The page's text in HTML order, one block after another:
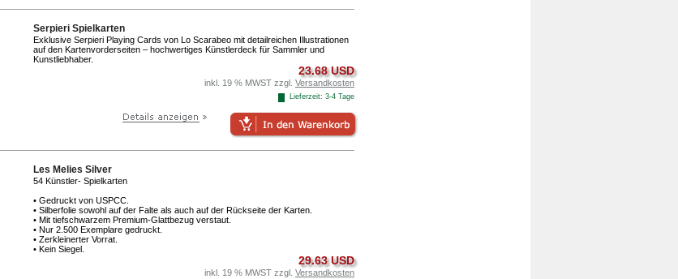
Serpieri Spielkarten
Exklusive Serpieri Playing Cards von Lo Scarabeo mit detailreichen Illustrationen
auf den Kartenvorderseiten – hochwertiges Künstlerdeck für Sammler und
Kunstliebhaber.
23.68 USD
inkl. 19 % MWST zzgl. Versandkosten
Lieferzeit: 3-4 Tage
Les Melies Silver
54 Künstler- Spielkarten
• Gedruckt von USPCC.
• Silberfolie sowohl auf der Falte als auch auf der Rückseite der Karten.
• Mit tiefschwarzem Premium-Glattbezug verstaut.
• Nur 2.500 Exemplare gedruckt.
• Zerkleinerter Vorrat.
• Kein Siegel.
29.63 USD
inkl. 19 % MWST zzgl. Versandkosten